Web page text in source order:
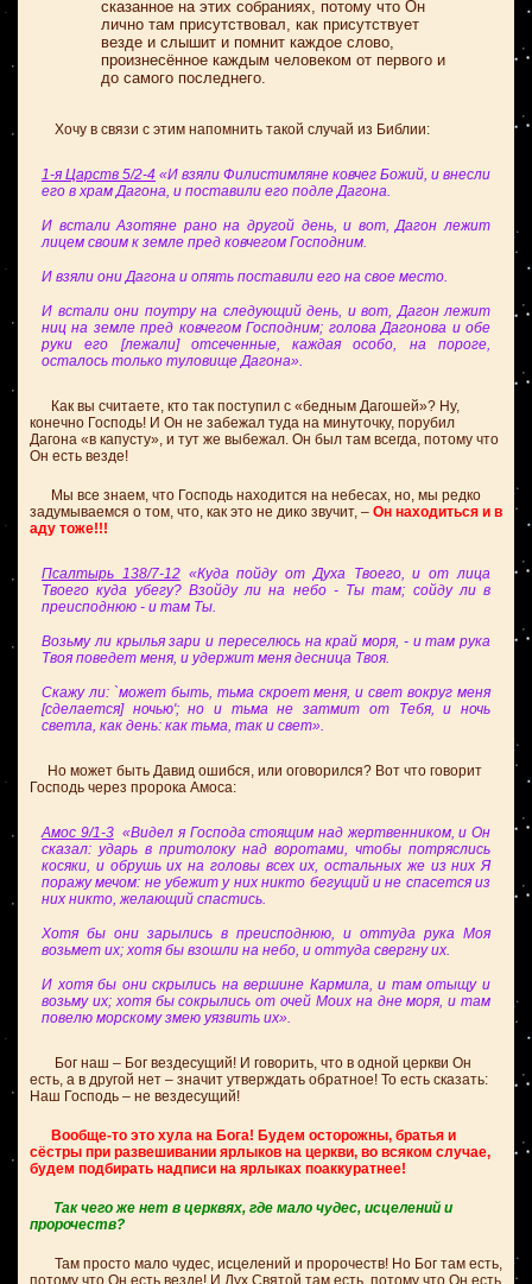
сказанное на этих собраниях, потому что Он
лично там присутствовал, как присутствует
везде и слышит и помнит каждое слово,
произнесённое каждым человеком от первого и
до самого последнего.
Хочу в связи с этим напомнить такой случай из Библии:
1-я Царств 5/2-4 «И взяли Филистимляне ковчег Божий, и внесли
его в храм Дагона, и поставили его подле Дагона.
И встали Азотяне рано на другой день, и вот, Дагон лежит
лицем своим к земле пред ковчегом Господним.
И взяли они Дагона и опять поставили его на свое место.
И встали они поутру на следующий день, и вот, Дагон лежит
ниц на земле пред ковчегом Господним; голова Дагонова и обе
руки его [лежали] отсеченные, каждая особо, на пороге,
осталось только туловище Дагона».
Как вы считаете, кто так поступил с «бедным Дагошей»? Ну,
конечно Господь! И Он не забежал туда на минуточку, порубил
Дагона «в капусту», и тут же выбежал. Он был там всегда, потому что
Он есть везде!
Мы все знаем, что Господь находится на небесах, но, мы редко
задумываемся о том, что, как это не дико звучит, – Он находиться и в
аду тоже!!!
Псалтырь 138/7-12«Куда пойду от Духа Твоего, и от лица
Твоего куда убегу? Взойду ли на небо - Ты там; сойду ли в
преисподнюю - и там Ты.
Возьму ли крылья зари и переселюсь на край моря, - и там рука
Твоя поведет меня, и удержит меня десница Твоя.
Скажу ли: `может быть, тьма скроет меня, и свет вокруг меня
[сделается] ночью'; но и тьма не затмит от Тебя, и ночь
светла, как день: как тьма, так и свет».
Но может быть Давид ошибся, или оговорился? Вот что говорит
Господь через пророка Амоса:
Амос 9/1-3«Видел я Господа стоящим над жертвенником, и Он
сказал: ударь в притолоку над воротами, чтобы потряслись
косяки, и обрушь их на головы всех их, остальных же из них Я
поражу мечом: не убежит у них никто бегущий и не спасется из
них никто, желающий спастись.
Хотя бы они зарылись в преисподнюю, и оттуда рука Моя
возьмет их; хотя бы взошли на небо, и оттуда свергну их.
И хотя бы они скрылись на вершине Кармила, и там отыщу и
возьму их; хотя бы сокрылись от очей Моих на дне моря, и там
повелю морскому змею уязвить их».
Бог наш – Бог вездесущий! И говорить, что в одной церкви Он
есть, а в другой нет – значит утверждать обратное! То есть сказать:
Наш Господь – не вездесущий!
Вообще-то это хула на Бога! Будем осторожны, братья и
сёстры при развешивании ярлыков на церкви, во всяком случае,
будем подбирать надписи на ярлыках поаккуратнее!
Так чего же нет в церквях, где мало чудес, исцелений и
пророчеств?
Там просто мало чудес, исцелений и пророчеств! Но Бог там есть,
потому что Он есть везде! И Дух Святой там есть, потому что Он есть